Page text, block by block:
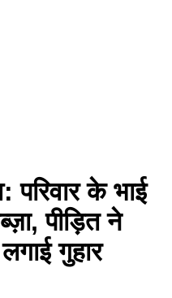
परिवार के भाई
पीड़ित ने
गुहार